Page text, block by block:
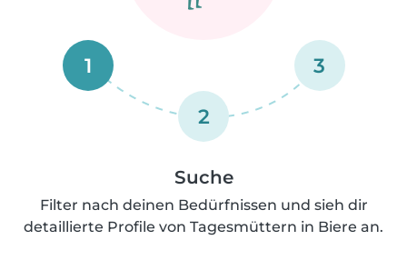
1
2
3
Suche
Filter nach deinen Bedürfnissen und sieh dir
detaillierte Profile von Tagesmüttern in Biere an.